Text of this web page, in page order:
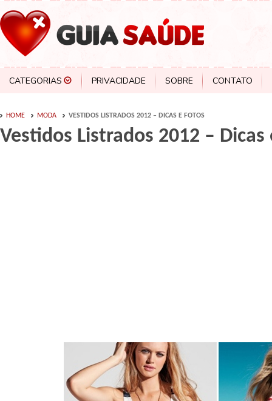
CATEGORIAS PRIVACIDADE SOBRE CONTATO
HOME MODA VESTIDOS LISTRADOS 2012 – DICAS E FOTOS
Vestidos Listrados 2012 – Dicas